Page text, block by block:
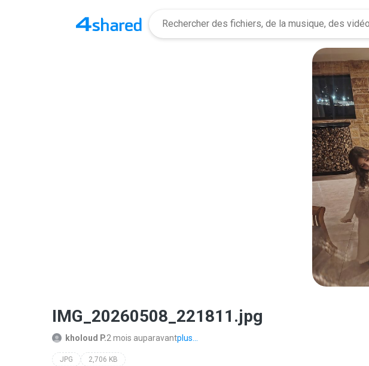
IMG_20260508_221811.jpg
kholoud P.2 mois auparavantplus...
JPG 2,706 KB